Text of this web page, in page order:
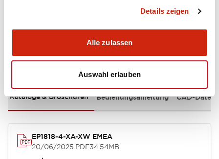
Details zeigen
Alle zulassen
Auswahl erlauben
Dokumente und Dateien
Kataloge & Broschüren Bedienungsanleitung CAD-
EP1818-4-XA-XW EMEA
20/06/2025.PDF34.54MB